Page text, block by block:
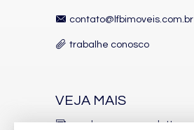
contato@lfbimoveis.com.br
trabalhe conosco
VEJA MAIS
receba nosso newsletter